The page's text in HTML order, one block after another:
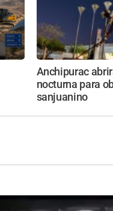
Anchipurac
nocturna para
sanjuanino